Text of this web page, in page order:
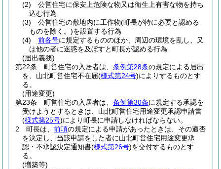
(2)
公営住宅に保安上危険な物又は衛生上有害な物を持ち
込む行為
(3)
公営住宅の敷地内に工作物(町長が特に必要と認める
ものを除く。)を設置する行為
(4)
前各号に規定するもののほか、周辺の環境を乱し、又
は他の者に迷惑を及ぼすと町長が認める行為
(届出義務)
第22条
町営住宅の入居者は、 条例第28条の規定による届出
を、山北町営住宅不在届(様式第24号)によりするものとす
る。
(用途変更)
第23条
町営住宅の入居者は、 条例第30条に規定する承認を
受けようとするときは、山北町営住宅用途変更承認申請書
(様式第25号)により町長に申請しなければならない。
2
町長は、 前項の規定による申請があったときは、その適否
を決定し、当該申請をした者に山北町営住宅用途変更承
認・不承認決定通知書(様式第26号)を交付するものとす
る。
(増築等)